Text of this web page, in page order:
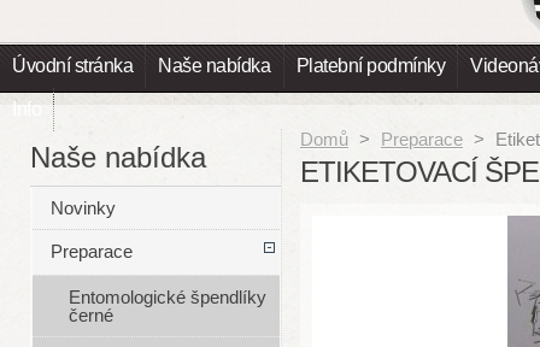
Úvodní stránka Naše nabídka Platební podmínky
Info
Domů > Preparace >
ETIKETOVACÍ
Naše nabídka
Novinky
Preparace
Entomologické špendlíky
černé